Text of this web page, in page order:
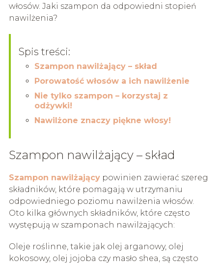
włosów. Jaki szampon da odpowiedni stopień
nawilżenia?
Spis treści:
Szampon nawilżający – skład
Porowatość włosów a ich nawilżenie
Nie tylko szampon – korzystaj z
odżywki!
Nawilżone znaczy piękne włosy!
Szampon nawilżający – skład
Szampon nawilżającypowinien zawierać szereg
składników, które pomagają w utrzymaniu
odpowiedniego poziomu nawilżenia włosów.
Oto kilka głównych składników, które często
występują w szamponach nawilżających:
Oleje roślinne, takie jak olej arganowy, olej
kokosowy, olej jojoba czy masło shea, są często